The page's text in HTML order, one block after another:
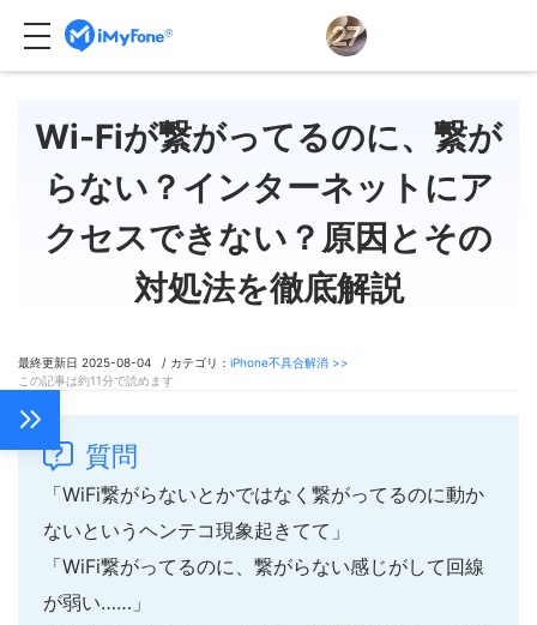
Wi-Fiが繋がってるのに、繋が
らない？インターネットにア
クセスできない？原因とその
対処法を徹底解説
最終更新日 2025-08-04 / カテゴリ： iPhone不具合解消 >>
この記事は約11分で読めます
質問
「WiFi繋がらないとかではなく繋がってるのに動か
ないというヘンテコ現象起きてて」
「WiFi繋がってるのに、繋がらない感じがして回線
が弱い……」